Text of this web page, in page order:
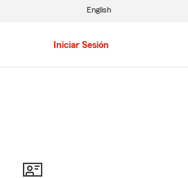
Iniciar Sesión
English